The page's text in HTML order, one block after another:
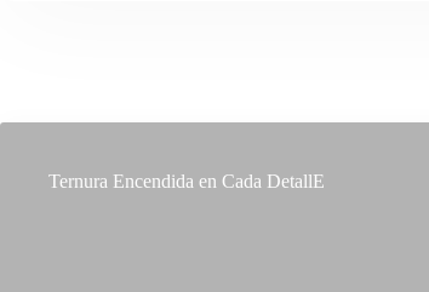
Ternura Encendida en Cada DetallE